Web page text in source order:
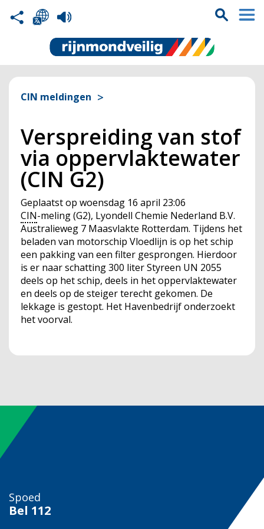
CIN meldingen
Verspreiding van stof
via oppervlaktewater
(CIN G2)
Geplaatst op woensdag 16 april 23:06
CIN-meling (G2), Lyondell Chemie Nederland B.V.
Australieweg 7 Maasvlakte Rotterdam. Tijdens het
beladen van motorschip Vloedlijn is op het schip
een pakking van een filter gesprongen. Hierdoor
is er naar schatting 300 liter Styreen UN 2055
deels op het schip, deels in het oppervlaktewater
en deels op de steiger terecht gekomen. De
lekkage is gestopt. Het Havenbedrijf onderzoekt
het voorval.
Spoed
Bel 112